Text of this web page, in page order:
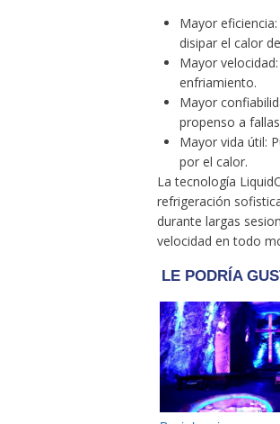
Mayor
disipar el calor
Mayor
enfriamiento.
Mayor
propenso a
Mayor vida útil:
por el calor.
La tecnología
refrigeración
durante largas
velocidad en todo